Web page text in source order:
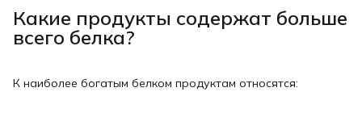
Какие продукты содержат больше
всего белка?
К наиболее богатым белком продуктам относятся: